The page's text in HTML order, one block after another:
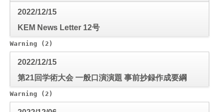
2022/12/15
KEM News Letter 12号
Warning (2)
2022/12/15
第21回学術大会 一般口演演題 事前抄録作成要綱
Warning (2)